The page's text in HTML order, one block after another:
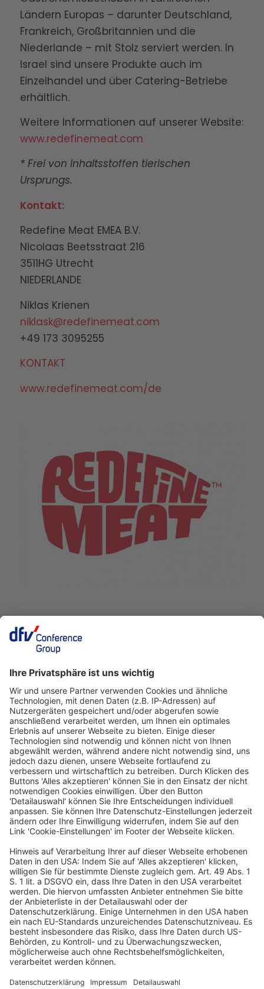
Ländern Europas – darunter Deutschland,
Frankreich, Großbritannien und die
Niederlande – mit Stolz serviert werden. In
Israel sind unsere Produkte auch im
Einzelhandel und über Catering-Betriebe
erhältlich.
Weitere Informationen auf unserer Website:
www.redefinemeat.com
* Frei von Inhaltsstoffen tierischen
Ursprungs.
Kontakt:
Redefine Meat EMEA B.V.
Nicolaas Beetsstraat 216
3511HG Utrecht
NIEDERLANDE
Niklas Krienen
niklask@redefinemeat.com
+49 173 3095255
KONTAKT
www.redefinemeat.com/de
24./25. November 2026
Rheingoldhalle
Mainz
Veranstalter
dfv Conference Group GmbH
Mainzer Landstraße 251
60326 Frankfurt